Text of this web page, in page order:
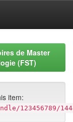
de Master
(FST)
item:
123456789/